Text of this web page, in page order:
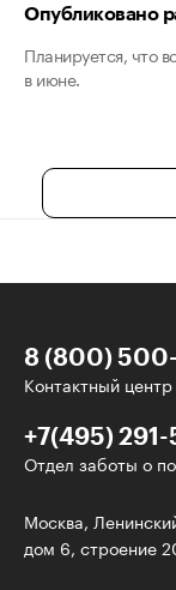
Опубликовано
Планируется, что
в июне.
8 (800)
Контактный центр
+7(495)
Отдел заботы о
Москва,
дом 6, строение
У нас есть